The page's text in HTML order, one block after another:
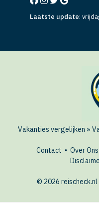
Laatste update:
Vakanties vergelijken »
Contact • Over Ons
© 2026 reischeck.nl